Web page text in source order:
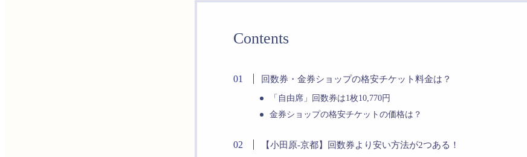
Contents
回数券・金券ショップの格安チケット料金は？
「自由席」回数券は1枚10,770円
金券ショップの格安チケットの価格は？
【小田原-京都】回数券より安い方法が2つある！